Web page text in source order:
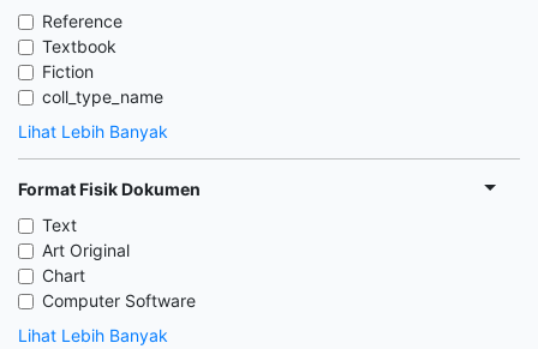
Reference
Textbook
Fiction
coll_type_name
Lihat Lebih Banyak
Format Fisik Dokumen
Text
Art Original
Chart
Computer Software
Lihat Lebih Banyak